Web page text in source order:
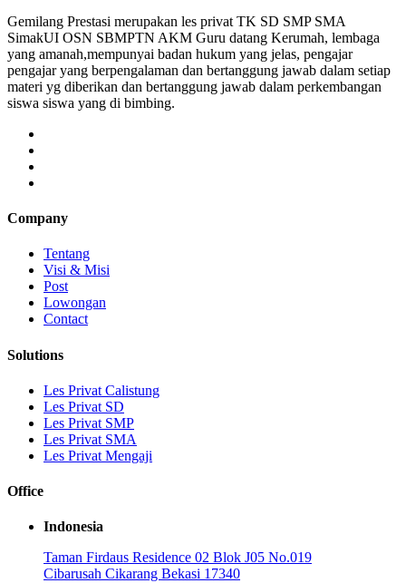
Gemilang Prestasi merupakan les privat TK SD SMP SMA
SimakUI OSN SBMPTN AKM Guru datang Kerumah, lembaga
yang amanah,mempunyai badan hukum yang jelas, pengajar
pengajar yang berpengalaman dan bertanggung jawab dalam setiap
materi yg diberikan dan bertanggung jawab dalam perkembangan
siswa siswa yang di bimbing.
Company
Tentang
Visi & Misi
Post
Lowongan
Contact
Solutions
Les Privat Calistung
Les Privat SD
Les Privat SMP
Les Privat SMA
Les Privat Mengaji
Office
Indonesia
Taman Firdaus Residence 02 Blok J05 No.019
Cibarusah Cikarang Bekasi 17340